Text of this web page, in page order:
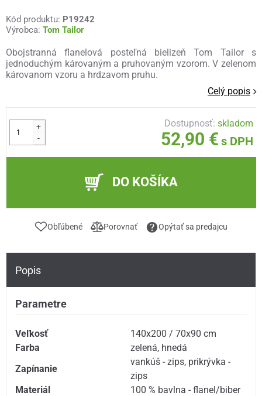
Kód produktu: P19242
Výrobca: Tom Tailor
Obojstranná flanelová posteľná bielizeň Tom Tailor s
jednoduchým károvaným a pruhovaným vzorom. V zelenom
károvanom vzoru a hrdzavom pruhu.
Celý popis
+
-
Dostupnosť:skladom
52,90 € s DPH
DO KOŠÍKA
Obľúbené Porovnať Opýtať sa predajcu
Popis
Parametre
Veľkosť
140x200 / 70x90 cm
Farba
zelená, hnedá
Zapínanie
vankúš - zips, prikrývka -
zips
Materiál
100 % bavlna - flanel/biber